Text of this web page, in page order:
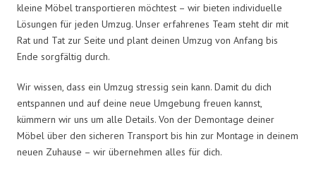
kleine Möbel transportieren möchtest – wir bieten individuelle
Lösungen für jeden Umzug. Unser erfahrenes Team steht dir mit
Rat und Tat zur Seite und plant deinen Umzug von Anfang bis
Ende sorgfältig durch.
Wir wissen, dass ein Umzug stressig sein kann. Damit du dich
entspannen und auf deine neue Umgebung freuen kannst,
kümmern wir uns um alle Details. Von der Demontage deiner
Möbel über den sicheren Transport bis hin zur Montage in deinem
neuen Zuhause – wir übernehmen alles für dich.